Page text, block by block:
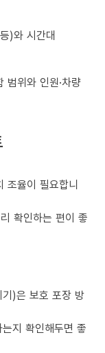
)와 시간대
범위와 인원·차량
조율이 필요합니
확인하는 편이 좋
)은 보호 포장 방
지 확인해두면 좋